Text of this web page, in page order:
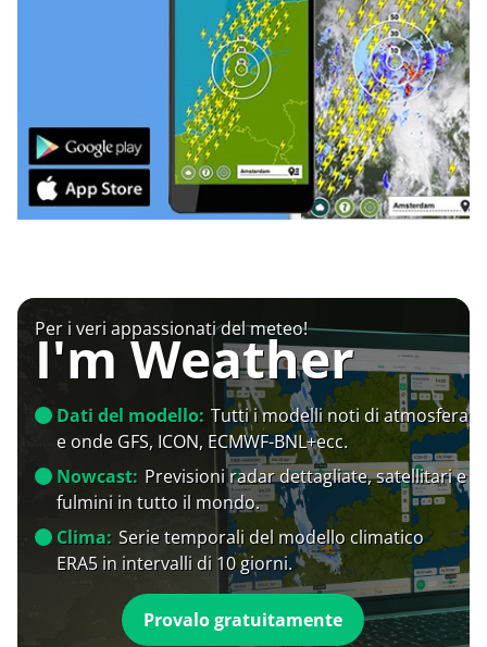
Per i veri appassionati del meteo!
I'm Weather
Dati del modello: Tutti i modelli noti di atmosfera
e onde GFS, ICON, ECMWF-BNL+ecc.
Nowcast: Previsioni radar dettagliate, satellitari e
fulmini in tutto il mondo.
Clima: Serie temporali del modello climatico
ERA5 in intervalli di 10 giorni.
Provalo gratuitamente